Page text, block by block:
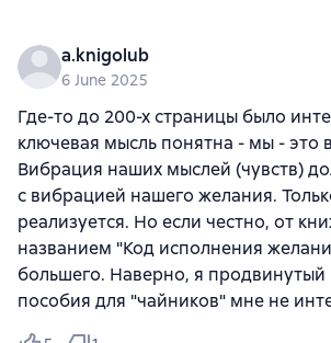
a.knigolub
6 June 2025
Где-то до 200-х страницы было
ключевая мысль понятна - мы - это
Вибрация наших мыслей (чувств)
с вибрацией нашего желания.
реализуется. Но если честно, от
названием "Код исполнения
большего. Наверно, я продвинутый
пособия для "чайников" мне не